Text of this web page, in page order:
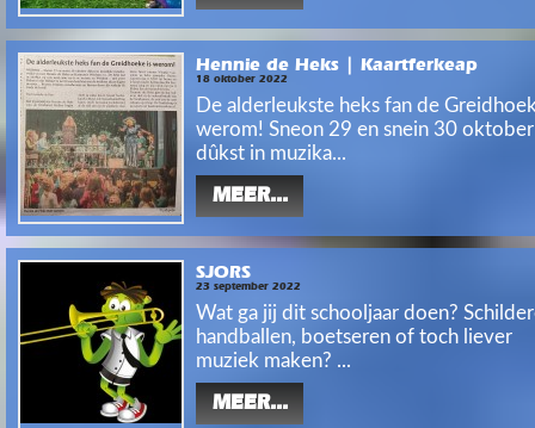
Hennie de Heks | Kaartferkeap
18 oktober 2022
De alderleukste heks fan de
werom! Sneon 29 en snein 30 oktober
dûkst in muzika...
MEER...
SJORS
23 september 2022
Wat ga jij dit schooljaar doen?
handballen, boetseren of toch liever
muziek maken? ...
MEER...